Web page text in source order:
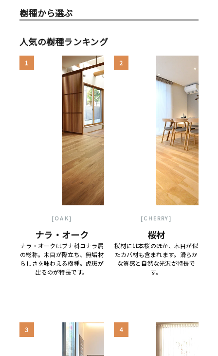
樹種から選ぶ
人気の樹種ランキング
1
[OAK]
ナラ・オーク
ナラ・オークはブナ科コナラ属
の総称。木目が際立ち、無垢材
らしさを味わえる樹種。虎斑が
出るのが特長です。
2
[CHERRY]
桜材
桜材には本桜のほか、木目が似
たカバ材も含まれます。滑らか
な質感と自然な光沢が特長で
す。
3 4